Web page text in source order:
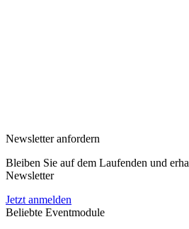
Newsletter anfordern
Bleiben Sie auf dem Laufenden und
Newsletter
Jetzt anmelden
Beliebte Eventmodule